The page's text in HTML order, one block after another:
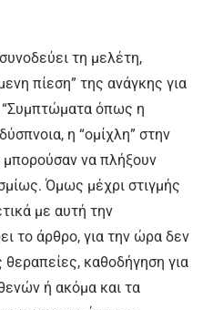
τη μελέτη,
πίεση” της ανάγκης για
“Συμπτώματα όπως η
η “ομίχλη” στην
να πλήξουν
Όμως μέχρι στιγμής
με αυτή την
το άρθρο, για την ώρα δεν
καθοδήγηση για
ή ακόμα και τα